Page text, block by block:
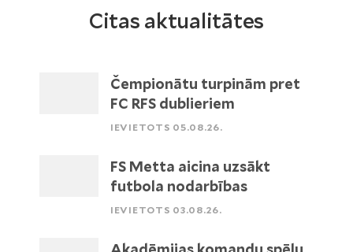
Citas aktualitātes
Čempionātu turpinām pret
FC RFS dublieriem
IEVIETOTS 05.08.26.
FS Metta aicina uzsākt
futbola nodarbības
IEVIETOTS 03.08.26.